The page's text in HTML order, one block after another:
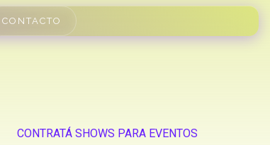
CONTACTO
CONTRATÁ SHOWS PARA EVENTOS